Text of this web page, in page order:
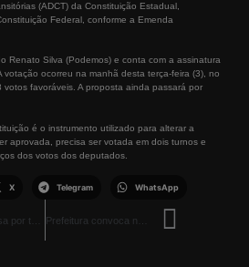
(ADCT) da Constituição Estadual,
Federal, conforme a Emenda
Renato Silva (Podemos) e conta com a assinatura
votação ocorreu na manhã desta terça-feira (3), no
favoráveis. A proposta ainda passará por
é o instrumento utilizado para alterar a
aprovada, precisa ser votada em dois turnos e
dos votos dos deputados.
X Telegram WhatsApp